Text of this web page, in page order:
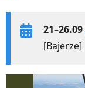
21–26.09
[Bajerze]